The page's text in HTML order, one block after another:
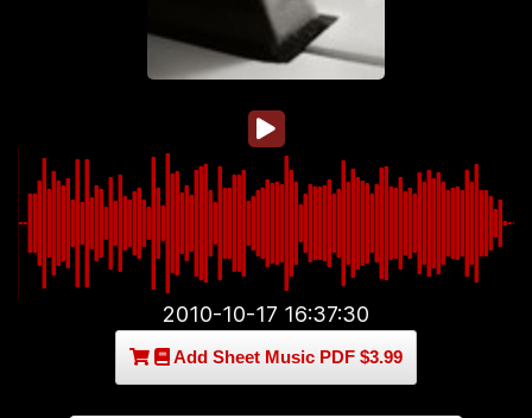
2010-10-17 16:37:30
Add Sheet Music PDF $3.99